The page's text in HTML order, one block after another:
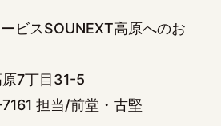
ービスSOUNEXT高原へのお
7丁目31-5
担当/前堂・古堅